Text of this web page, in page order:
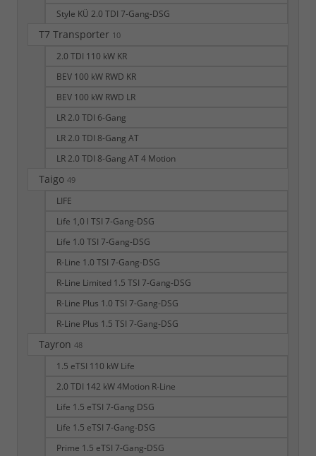
Style KÜ 2.0 TDI 7-Gang-DSG
T7 Transporter 10
2.0 TDI 110 kW KR
BEV 100 kW RWD KR
BEV 100 kW RWD LR
LR 2.0 TDI 6-Gang
LR 2.0 TDI 8-Gang AT
LR 2.0 TDI 8-Gang AT 4 Motion
Taigo 49
LIFE
Life 1,0 l TSI 7-Gang-DSG
Life 1.0 TSI 7-Gang-DSG
R-Line 1.0 TSI 7-Gang-DSG
R-Line Limited 1.5 TSI 7-Gang-DSG
R-Line Plus 1.0 TSI 7-Gang-DSG
R-Line Plus 1.5 TSI 7-Gang-DSG
Tayron 48
1.5 eTSI 110 kW Life
2.0 TDI 142 kW 4Motion R-Line
Life 1.5 eTSI 7-Gang DSG
Life 1.5 eTSI 7-Gang-DSG
Prime 1.5 eTSI 7-Gang-DSG